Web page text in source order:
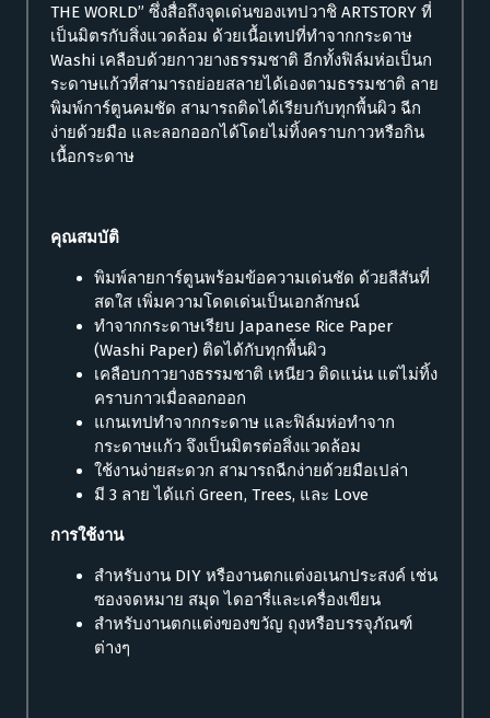
THE WORLD” ซึ่งสื่อถึงจุดเด่นของเทปวาชิ ARTSTORY ที่
เป็นมิตรกับสิ่งแวดล้อม ด้วยเนื้อเทปที่ทำจากกระดาษ
Washi เคลือบด้วยกาวยางธรรมชาติ อีกทั้งฟิล์มห่อเป็นก
ระดาษแก้วที่สามารถย่อยสลายได้เองตามธรรมชาติ ลาย
พิมพ์การ์ตูนคมชัด สามารถติดได้เรียบกับทุกพื้นผิว ฉีก
ง่ายด้วยมือ และลอกออกได้โดยไม่ทิ้งคราบกาวหรือกิน
เนื้อกระดาษ
คุณสมบัติ
พิมพ์ลายการ์ตูนพร้อมข้อความเด่นชัด ด้วยสีสันที่
สดใส เพิ่มความโดดเด่นเป็นเอกลักษณ์
ทำจากกระดาษเรียบ Japanese Rice Paper
(Washi Paper) ติดได้กับทุกพื้นผิว
เคลือบกาวยางธรรมชาติ เหนียว ติดแน่น แต่ไม่ทิ้ง
คราบกาวเมื่อลอกออก
แกนเทปทำจากกระดาษ และฟิล์มห่อทำจาก
กระดาษแก้ว จึงเป็นมิตรต่อสิ่งแวดล้อม
ใช้งานง่ายสะดวก สามารถฉีกง่ายด้วยมือเปล่า
มี 3 ลาย ได้แก่ Green, Trees, และ Love
การใช้งาน
สำหรับงาน DIY หรืองานตกแต่งอเนกประสงค์ เช่น
ซองจดหมาย สมุด ไดอารี่และเครื่องเขียน
สำหรับงานตกแต่งของขวัญ ถุงหรือบรรจุภัณฑ์
ต่างๆ